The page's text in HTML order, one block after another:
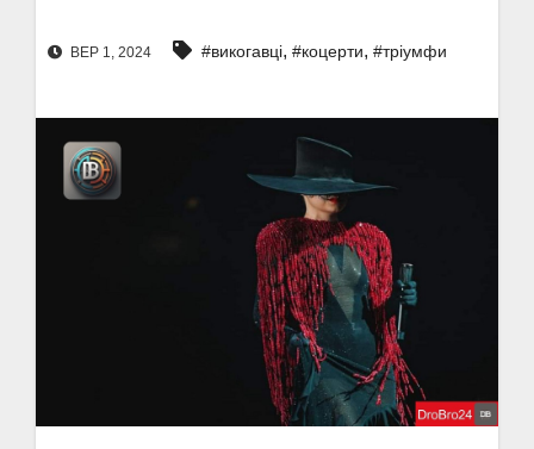
ВЕР 1, 2024 #викогавці, #коцерти, #тріумфи